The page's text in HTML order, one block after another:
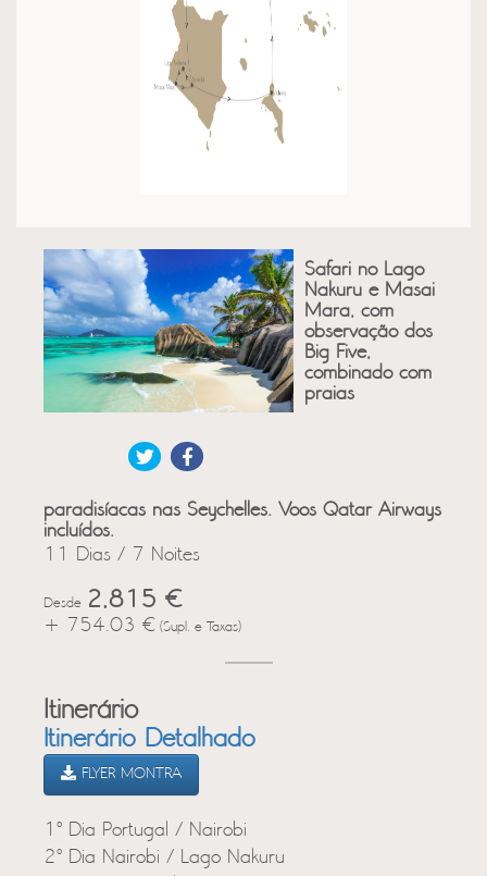
Safari no Lago
Nakuru e Masai
Mara, com
observação dos
Big Five,
combinado com
praias
paradisíacas nas Seychelles. Voos Qatar Airways
incluídos.
11 Dias / 7 Noites
Desde 2,815 €
+ 754.03 € (Supl. e Taxas)
Itinerário
Itinerário Detalhado
FLYER MONTRA
1º Dia Portugal / Nairobi
2º Dia Nairobi / Lago Nakuru